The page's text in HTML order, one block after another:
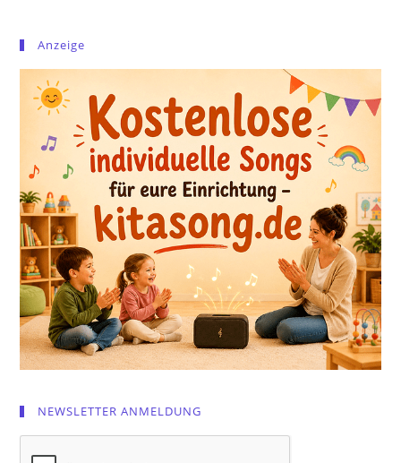
Anzeige
NEWSLETTER ANMELDUNG